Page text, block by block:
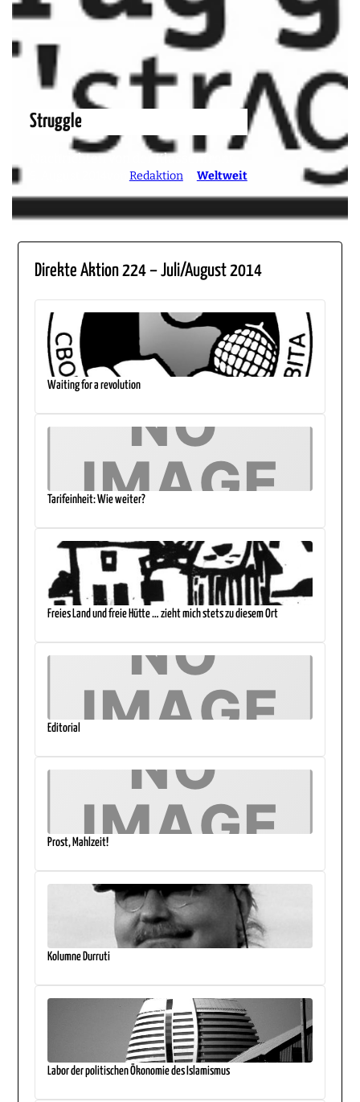
Struggle
Nachrichten von der Klassenfront
Redaktionin Weltweit
Direkte Aktion 224 – Juli/August 2014
Waiting for a revolution
Tarifeinheit: Wie weiter?
Freies Land und freie Hütte … zieht mich stets zu diesem Ort
Editorial
Prost, Mahlzeit!
Kolumne Durruti
Labor der politischen Ökonomie des Islamismus